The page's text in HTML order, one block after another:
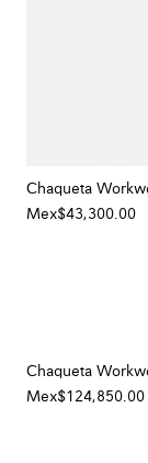
Chaqueta
Mex$43,300.00
Chaqueta
Mex$124,850.00